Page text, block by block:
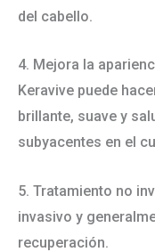
del cabello.
4. Mejora la
Keravive puede
brillante, suave y
subyacentes en el
5. Tratamiento no
invasivo y
recuperación.